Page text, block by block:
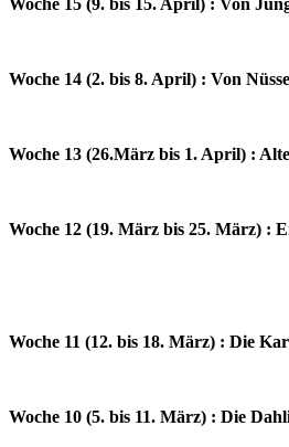
Woche 14 (2. bis 8. April) : Von
Woche 13 (26.März bis 1. April) :
Woche 12 (19. März bis 25. März) :
Woche 11 (12. bis 18. März) : Die
Woche 10 (5. bis 11. März) : Die